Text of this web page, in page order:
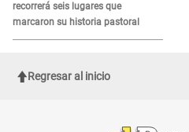
recorrerá seis lugares que
marcaron su historia pastoral
Regresar al inicio